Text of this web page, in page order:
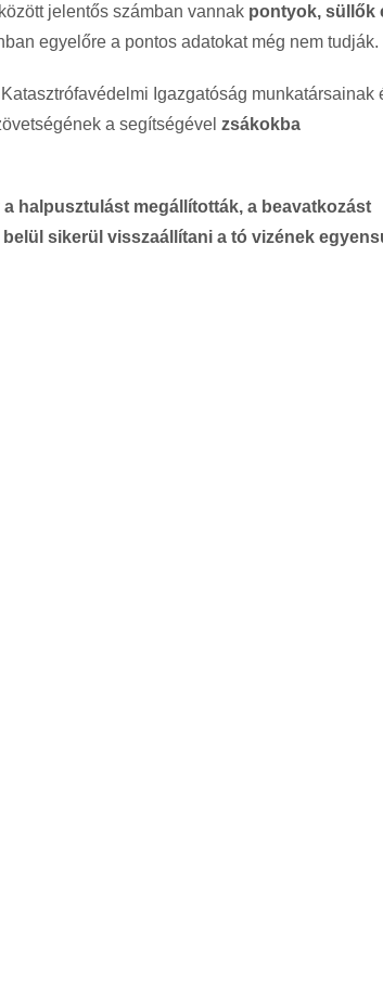
jelentős számban vannak pontyok, süllők
egyelőre a pontos adatokat még nem tudják.
Igazgatóság munkatársainak
a segítségével zsákokba
a halpusztulást megállították, a beavatkozást
sikerül visszaállítani a tó vizének